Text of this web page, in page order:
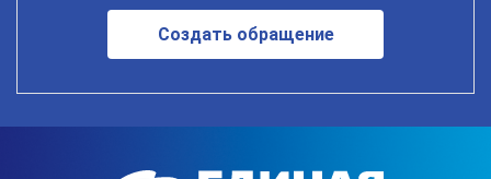
Создать обращение